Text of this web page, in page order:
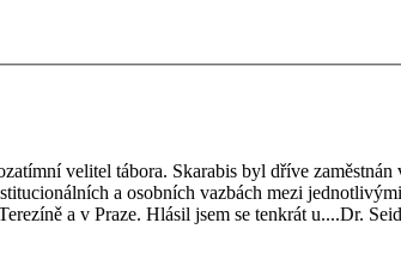
velitel tábora. Skarabis byl dříve
a osobních vazbách mezi
a v Praze. Hlásil jsem se tenkrát u....Dr.